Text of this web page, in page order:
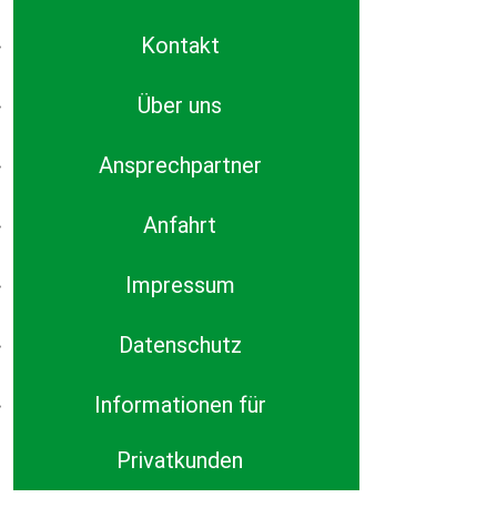
Kontakt
Über uns
Ansprechpartner
Anfahrt
Impressum
Datenschutz
Informationen für
Privatkunden